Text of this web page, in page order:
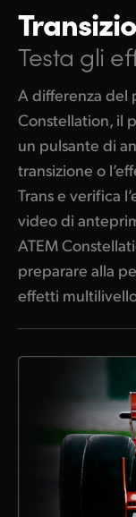
Testa gli
A differenza del
Constellation, il
un pulsante di
transizione o
Trans e verifica
video di
ATEM
preparare alla
effetti